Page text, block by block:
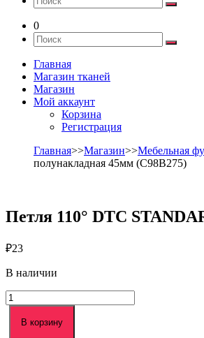
0
Главная
Магазин тканей
Магазин
Мой аккаунт
Корзина
Регистрация
Главная>>Магазин>>Мебельная
полунакладная 45мм (C98B275)
Петля 110° DTC
₽23
В наличии
Количество
товара
ПетляВ корзину